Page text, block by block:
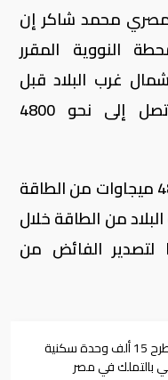
محمد شاكر إن
النووية المقرر
غرب البلاد قبل
نهاية العام بقدرة إجمالية تصل إلى نحو 4800
وقالت المصادر يوم الأحد إن 4800 ميجاوات من الطاقة
من الطاقة خلال
لتصدير الفائض من
التفاصيل الكاملة لطرح 15 ألف وحدة سكنية
بالتملك في مصر